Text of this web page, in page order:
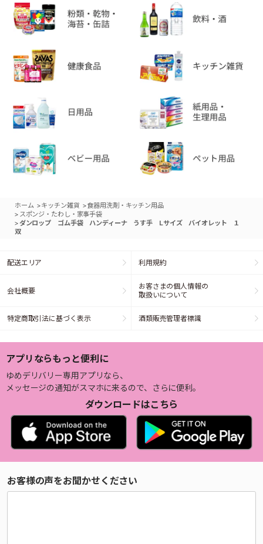
ホーム >キッチン雑貨 >食器用洗剤・キッチン用品
> スポンジ・たわし・家事手袋
> ダンロップ ゴム手袋 ハンディーナ うす手 Lサイズ バイオレット １
双
配送エリア 利用規約
会社概要
お客さまの個人情報の
取扱いについて
特定商取引法に基づく表示 酒類販売管理者標識
アプリならもっと便利に
ゆめデリバリー専用アプリなら、
メッセージの通知がスマホに来るので、さらに便利。
ダウンロードはこちら
お客様の声をお聞かせください